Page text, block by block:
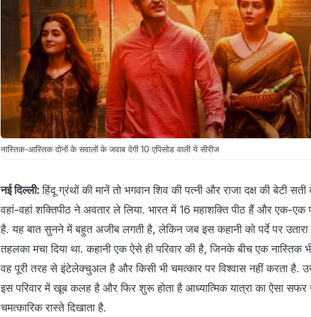
नास्तिक-आस्तिक दोनों के सवालों के जवाब देगी 10 एपिसोड वाली ये सीरीज
नई दिल्ली: हिंदू ग्रंथों की मानें तो भगवान शिव की पत्नी और राजा दक्ष की बेटी
वहां-वहां शक्तिपीठ ने अवतार ले लिया. भारत में 16 महाशक्ति पीठ हैं और एक-एक
है. यह बात सुनने में बहुत अजीब लगती है, लेकिन जब इस कहानी को पर्दे पर उतारा
तहलका मचा दिया था. कहानी एक ऐसे ही परिवार की है, जिनके बीच एक नास्तिक
वह पूरी तरह से इंटेलेक्चुअल है और किसी भी चमत्कार पर विश्वास नहीं करता है.
इस परिवार में खूब कलह है और फिर शुरू होता है आध्यात्मिक यात्रा का ऐसा सफर
चमत्कारिक रास्ते दिखाता है.